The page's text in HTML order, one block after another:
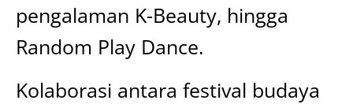
pengalaman K-Beauty, hingga
Random Play Dance.
Kolaborasi antara festival budaya